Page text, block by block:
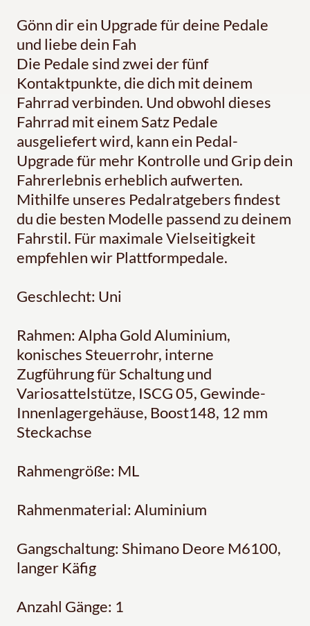
Gönn dir ein Upgrade für deine Pedale
und liebe dein Fah
Die Pedale sind zwei der fünf
Kontaktpunkte, die dich mit deinem
Fahrrad verbinden. Und obwohl dieses
Fahrrad mit einem Satz Pedale
ausgeliefert wird, kann ein Pedal-
Upgrade für mehr Kontrolle und Grip dein
Fahrerlebnis erheblich aufwerten.
Mithilfe unseres Pedalratgebers findest
du die besten Modelle passend zu deinem
Fahrstil. Für maximale Vielseitigkeit
empfehlen wir Plattformpedale.
Geschlecht: Uni
Rahmen: Alpha Gold Aluminium,
konisches Steuerrohr, interne
Zugführung für Schaltung und
Variosattelstütze, ISCG 05, Gewinde-
Innenlagergehäuse, Boost148, 12 mm
Steckachse
Rahmengröße: ML
Rahmenmaterial: Aluminium
Gangschaltung: Shimano Deore M6100,
langer Käfig
Anzahl Gänge: 1